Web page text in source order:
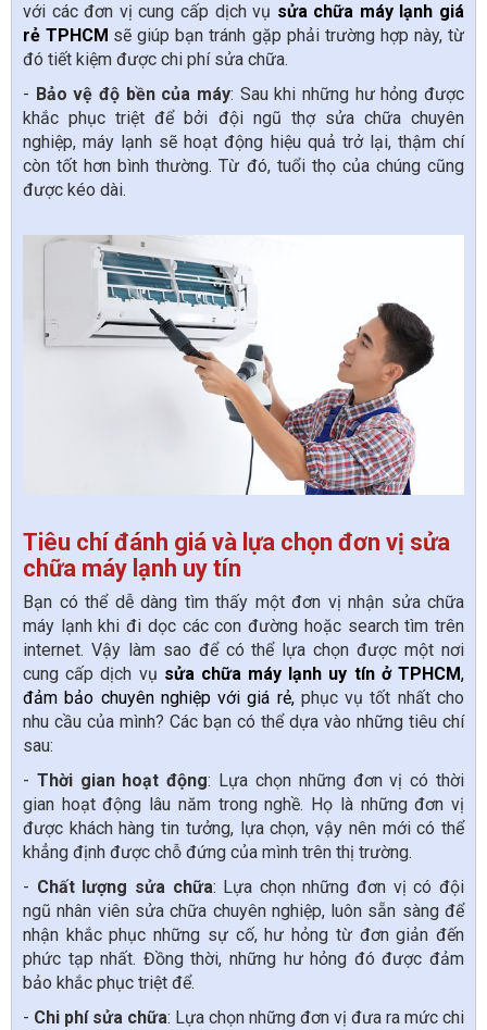
với các đơn vị cung cấp dịch vụ sửa chữa máy lạnh giá
rẻ TPHCM sẽ giúp bạn tránh gặp phải trường hợp này, từ
đó tiết kiệm được chi phí sửa chữa.
- Bảo vệ độ bền của máy: Sau khi những hư hỏng được
khắc phục triệt để bởi đội ngũ thợ sửa chữa chuyên
nghiệp, máy lạnh sẽ hoạt động hiệu quả trở lại, thậm chí
còn tốt hơn bình thường. Từ đó, tuổi thọ của chúng cũng
được kéo dài.
Tiêu chí đánh giá và lựa chọn đơn vị sửa
chữa máy lạnh uy tín
Bạn có thể dễ dàng tìm thấy một đơn vị nhận sửa chữa
máy lạnh khi đi dọc các con đường hoặc search tìm trên
internet. Vậy làm sao để có thể lựa chọn được một nơi
cung cấp dịch vụ sửa chữa máy lạnh uy tín ở TPHCM,
đảm bảo chuyên nghiệp với giá rẻ,phục vụ tốt nhất cho
nhu cầu của mình? Các bạn có thể dựa vào những tiêu chí
sau:
- Thời gian hoạt động: Lựa chọn những đơn vị có thời
gian hoạt động lâu năm trong nghề. Họ là những đơn vị
được khách hàng tin tưởng, lựa chọn, vậy nên mới có thể
khẳng định được chỗ đứng của mình trên thị trường.
- Chất lượng sửa chữa: Lựa chọn những đơn vị có đội
ngũ nhân viên sửa chữa chuyên nghiệp, luôn sẵn sàng để
nhận khắc phục những sự cố, hư hỏng từ đơn giản đến
phức tạp nhất. Đồng thời, những hư hỏng đó được đảm
bảo khắc phục triệt để.
- Chi phí sửa chữa: Lựa chọn những đơn vị đưa ra mức chi